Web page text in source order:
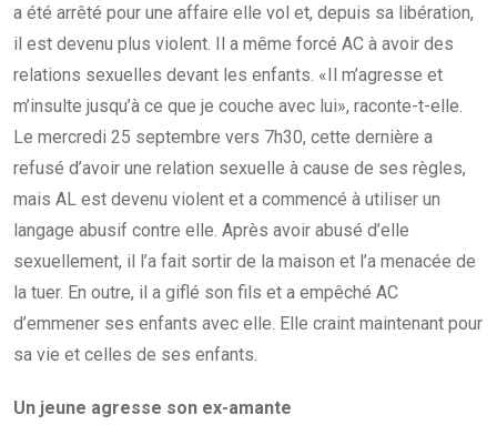
a été arrêté pour une affaire elle vol et, depuis sa libération,
il est devenu plus violent. Il a même forcé AC à avoir des
relations sexuelles devant les enfants. «Il m’agresse et
m’insulte jusqu’à ce que je couche avec lui», raconte-t-elle.
Le mercredi 25 septembre vers 7h30, cette dernière a
refusé d’avoir une relation sexuelle à cause de ses règles,
mais AL est devenu violent et a commencé à utiliser un
langage abusif contre elle. Après avoir abusé d’elle
sexuellement, il l’a fait sortir de la maison et l’a menacée de
la tuer. En outre, il a giflé son fils et a empêché AC
d’emmener ses enfants avec elle. Elle craint maintenant pour
sa vie et celles de ses enfants.
Un jeune agresse son ex-amante